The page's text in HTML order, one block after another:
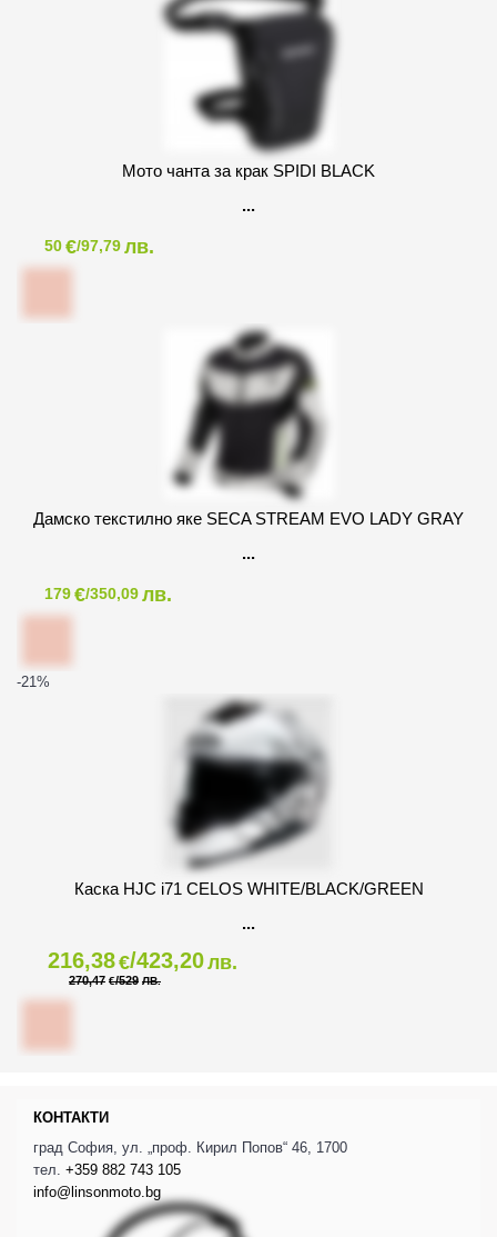
Мото чанта за крак SPIDI BLACK
50€/97,79лв.
Дамско текстилно яке SECA STREAM EVO LADY GRAY
179€/350,09лв.
-21%
Каска HJC i71 CELOS WHITE/BLACK/GREEN
216,38€/423,20лв.
270,47 €/529 ЛВ.
КОНТАКТИ
град София, ул. „проф. Кирил Попов“ 46, 1700
тел. +359 882 743 105
info@linsonmoto.bg